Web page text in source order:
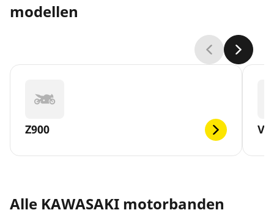
modellen
Z900
Alle KAWASAKI motorbanden